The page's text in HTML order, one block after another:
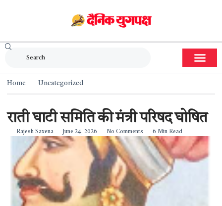
Home Uncategorized
राती घाटी समिति की मंत्री परिषद घोषित
Rajesh Saxena June 24, 2026 No Comments 6 Min Read